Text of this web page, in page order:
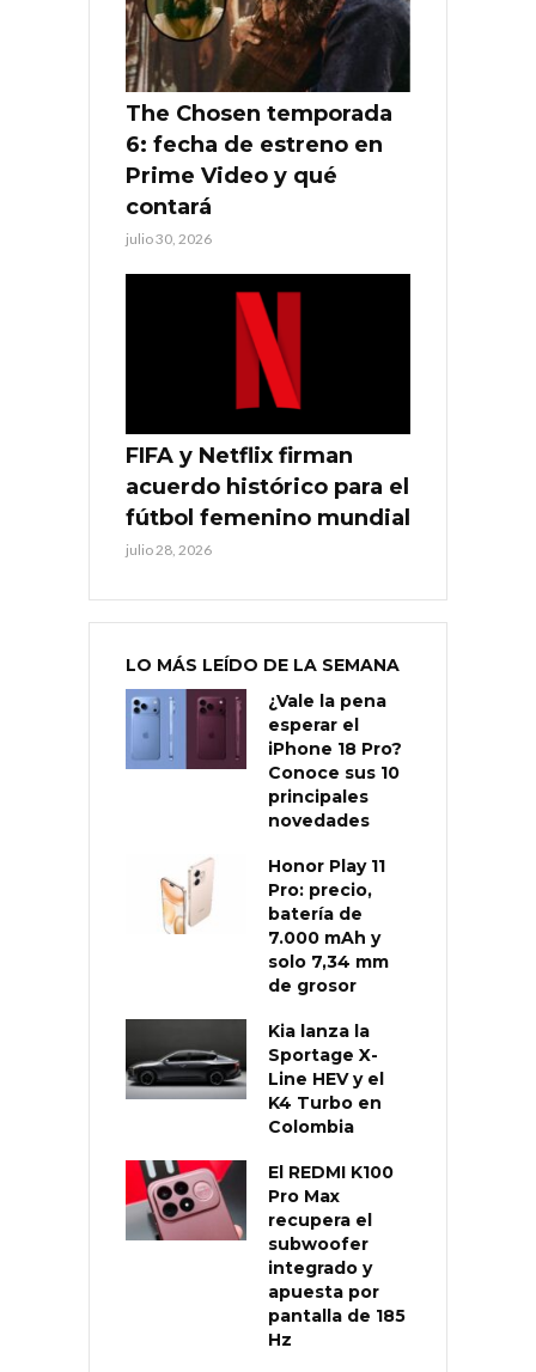
The Chosen temporada
6: fecha de estreno en
Prime Video y qué
contará
julio 30, 2026
FIFA y Netflix firman
acuerdo histórico para el
fútbol femenino mundial
julio 28, 2026
LO MÁS LEÍDO DE LA SEMANA
¿Vale la pena
esperar el
iPhone 18 Pro?
Conoce sus 10
principales
novedades
Honor Play 11
Pro: precio,
batería de
7.000 mAh y
solo 7,34 mm
de grosor
Kia lanza la
Sportage X-
Line HEV y el
K4 Turbo en
Colombia
El REDMI K100
Pro Max
recupera el
subwoofer
integrado y
apuesta por
pantalla de 185
Hz